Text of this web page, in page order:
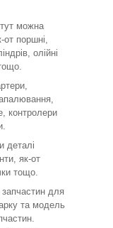
можна
от поршні,
олійні
контролери
деталі
як-от
тощо.
для
та модель